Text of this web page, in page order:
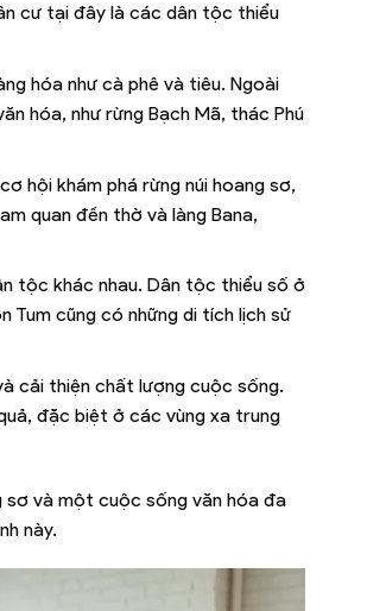
cư tại đây là các dân tộc thiểu
hóa như cà phê và tiêu. Ngoài
hóa, như rừng Bạch Mã, thác Phú
hội khám phá rừng núi hoang sơ,
quan đền thờ và làng Bana,
tộc khác nhau. Dân tộc thiểu số ở
Tum cũng có những di tích lịch sử
cải thiện chất lượng cuộc sống.
đặc biệt ở các vùng xa trung
sơ và một cuộc sống văn hóa đa
này.